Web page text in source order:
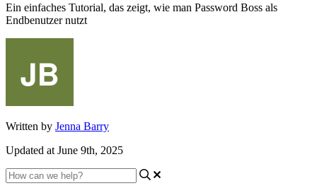
Ein einfaches Tutorial, das zeigt, wie man Password Boss als
Endbenutzer nutzt
Written by Jenna Barry
Updated at June 9th, 2025